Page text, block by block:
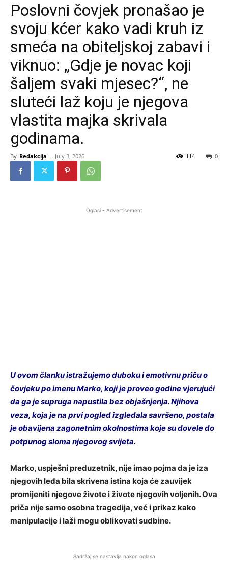
Poslovni čovjek pronašao je
svoju kćer kako vadi kruh iz
smeća na obiteljskoj zabavi i
viknuo: „Gdje je novac koji
šaljem svaki mjesec?“, ne
sluteći laž koju je njegova
vlastita majka skrivala
godinama.
By Redakcija - July 3, 2026 0
114
Oglasi - Advertisement
U ovom članku istražujemo duboku i emotivnu priču o
čovjeku po imenu Marko, koji je proveo godine vjerujući
da ga je supruga napustila bez objašnjenja. Njihova
veza, koja je na prvi pogled izgledala savršeno, postala
je obavijena zagonetnim okolnostima koje su dovele do
potpunog sloma njegovog svijeta.
Marko, uspješni preduzetnik, nije imao pojma da je iza
njegovih leđa bila skrivena istina koja će zauvijek
promijeniti njegove živote i živote njegovih voljenih. Ova
priča nije samo osobna tragedija, već i prikaz kako
manipulacije i laži mogu oblikovati sudbine.
Sadržaj se nastavlja nakon oglasa